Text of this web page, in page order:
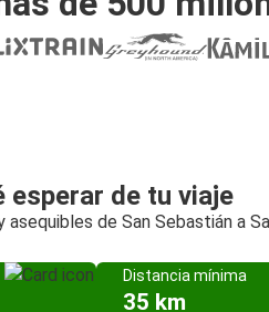
esperar de tu viaje
asequibles de San Sebastián a
Distancia mínima
35 km